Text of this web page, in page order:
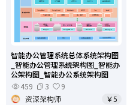
智能办公管理系统总体系统架构图
_智能办公管理系统架构图_智能办
公架构图_智能办公系统架构图
459
3
9
资深架构师
￥5